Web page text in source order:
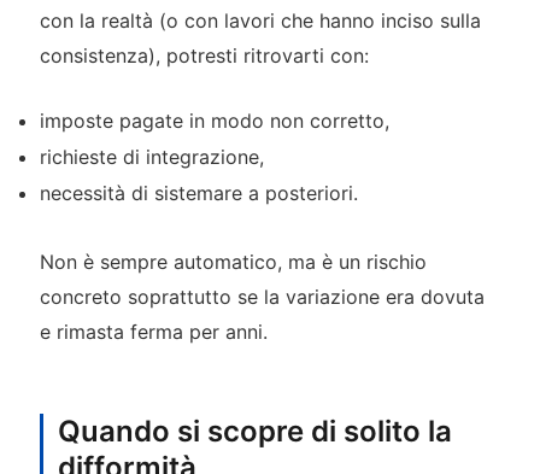
con la realtà (o con lavori che hanno inciso sulla
consistenza), potresti ritrovarti con:
imposte pagate in modo non corretto,
richieste di integrazione,
necessità di sistemare a posteriori.
Non è sempre automatico, ma è un rischio
concreto soprattutto se la variazione era dovuta
e rimasta ferma per anni.
Quando si scopre di solito la